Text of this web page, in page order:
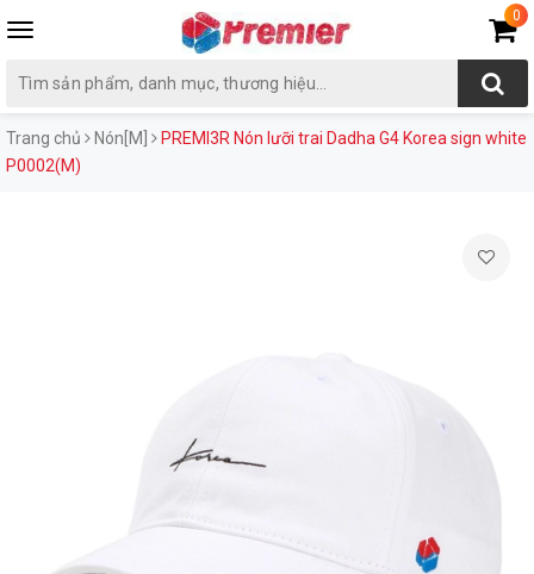
Toggle
0
Trang chủ Nón[M]
PREMI3R Nón lưỡi trai Dadha G4 Korea sign white
P0002(M)